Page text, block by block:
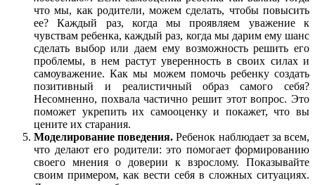
что мы, как родители, можем сделать, чтобы повысить
ее? Каждый раз, когда мы проявляем уважение к
чувствам ребенка, каждый раз, когда мы дарим ему шанс
сделать выбор или даем ему возможность решить его
проблемы, в нем растут уверенность в своих силах и
самоуважение. Как мы можем помочь ребенку создать
позитивный и реалистичный образ самого себя?
Несомненно, похвала частично решит этот вопрос. Это
поможет укрепить их самооценку и покажет, что вы
цените их старания.
Моделирование поведения. Ребенок наблюдает за всем,
что делают его родители: это помогает формированию
своего мнения о доверии к взрослому. Показывайте
своим примером, как вести себя в сложных ситуациях.